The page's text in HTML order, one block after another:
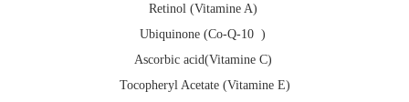
Retinol (Vitamine A)
Ubiquinone (Co-Q-10 )
Ascorbic acid(Vitamine C)
Tocopheryl Acetate (Vitamine E)